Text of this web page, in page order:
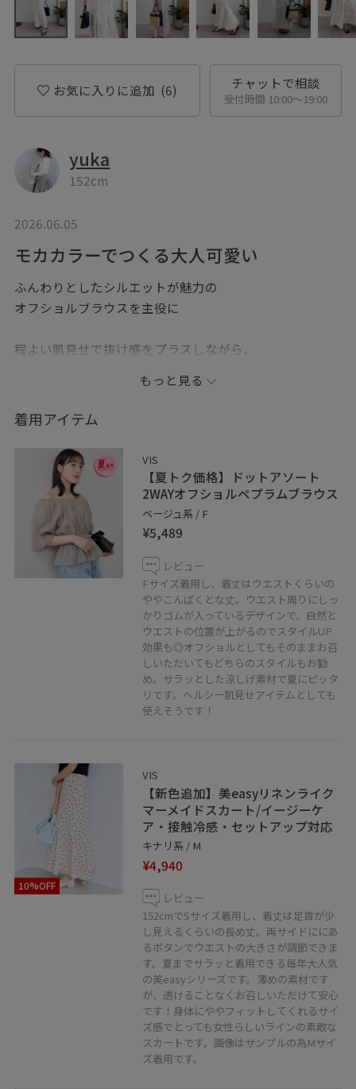
お気に入りに追加 (6) チャットで相談
受付時間 10:00〜19:00
yuka
152cm
2026.06.05
モカカラーでつくる大人可愛い
ふんわりとしたシルエットが魅力の
オフショルブラウスを主役に
程よい肌見せで抜け感をプラスしながら、
甘めなアイテム同士の組み合わせも、
落ち着いたモカカラーなら大人っぽく着こなせます◎
動くたびに揺れるシルエットがきれいで、
お出かけにも特別な日にもおすすめのコーデです
✳︎記載のないものは私物です✳︎
✳︎撮影画像は光の当たり具合で色味が異なって見える場合
がある為、商品の色味は公式の画像をご参照下さい✳︎
ご覧いただきありがとうございます
こちらのスタイリング気に入っていただけたら♡マーク
でお気に入り登録お願いいたします
子供がいてもおしゃれを楽しみたい！シンプルなコーデ
ィネート更新中ですので、気軽にフォローしていただけ
たら嬉しいです。
LINEで在庫のお問い合わせや商品、コーディネートのご
相談など是非お気軽にお問い合わせくださいませ。
LINEでルミネ大宮VISスタッフにご相談は【友だち追加】
もっと見る
着用アイテム
VIS
【夏トク価格】ドットアソート
2WAYオフショルペプラムブラウス
ベージュ系 / F
¥5,489
レビュー
Fサイズ着用し、着丈はウエストくらいの
ややこんぱくとな丈。ウエスト周りにしっ
かりゴムが入っているデザインで、自然と
ウエストの位置が上がるのでスタイルUP
効果も◎オフショルとしてもそのままお召
しいただいてもどちらのスタイルもお勧
め。サラッとした涼しげ素材で夏にピッタ
リです。ヘルシー肌見せアイテムとしても
使えそうです！
10%OFF
VIS
【新色追加】美easyリネンライク
マーメイドスカート/イージーケ
ア・接触冷感・セットアップ対応
キナリ系 / M
¥4,940
レビュー
152cmでSサイズ着用し、着丈は足首が少
し見えるくらいの長め丈。両サイドににあ
るボタンでウエストの大きさが調節できま
す。夏までサラッと着用できる毎年大人気
の美easyシリーズです。薄めの素材です
が、透けることなくお召しいただけて安心
です！身体にややフィットしてくれるサイ
ズ感でとっても女性らしいラインの素敵な
スカートです。画像はサンプルの為Mサイ
ズ着用です。